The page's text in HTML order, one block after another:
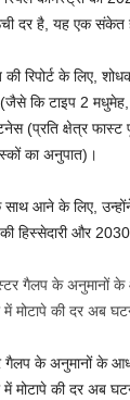
दर है, यह एक संकेत है
की रिपोर्ट के लिए,
(जैसे कि टाइप 2
(प्रति क्षेत्र फास्ट
का अनुपात)।
आने के लिए,
हिस्सेदारी और 2030
गैलप के अनुमानों के
में मोटापे की दर अब